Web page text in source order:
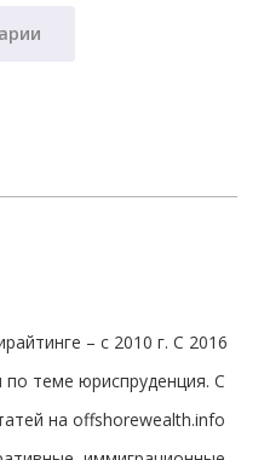
– с 2010 г. С 2016
по теме юриспруденция. С
на offshorewealth.info